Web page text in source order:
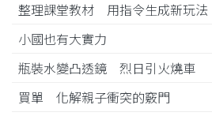
整理課堂教材 用指令生成新玩法
小國也有大實力
瓶裝水變凸透鏡 烈日引火燒車
買單 化解親子衝突的竅門